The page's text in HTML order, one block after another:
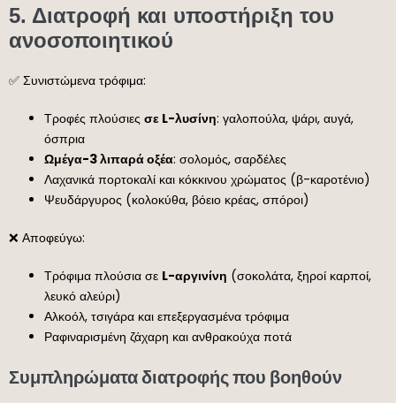
5. Διατροφή και υποστήριξη του
ανοσοποιητικού
✅ Συνιστώμενα τρόφιμα:
Τροφές πλούσιες σε L-λυσίνη: γαλοπούλα, ψάρι, αυγά,
όσπρια
Ωμέγα-3 λιπαρά οξέα: σολομός, σαρδέλες
Λαχανικά πορτοκαλί και κόκκινου χρώματος (β-καροτένιο)
Ψευδάργυρος (κολοκύθα, βόειο κρέας, σπόροι)
❌ Αποφεύγω:
Τρόφιμα πλούσια σε L-αργινίνη (σοκολάτα, ξηροί καρποί,
λευκό αλεύρι)
Αλκοόλ, τσιγάρα και επεξεργασμένα τρόφιμα
Ραφιναρισμένη ζάχαρη και ανθρακούχα ποτά
Συμπληρώματα διατροφής που βοηθούν